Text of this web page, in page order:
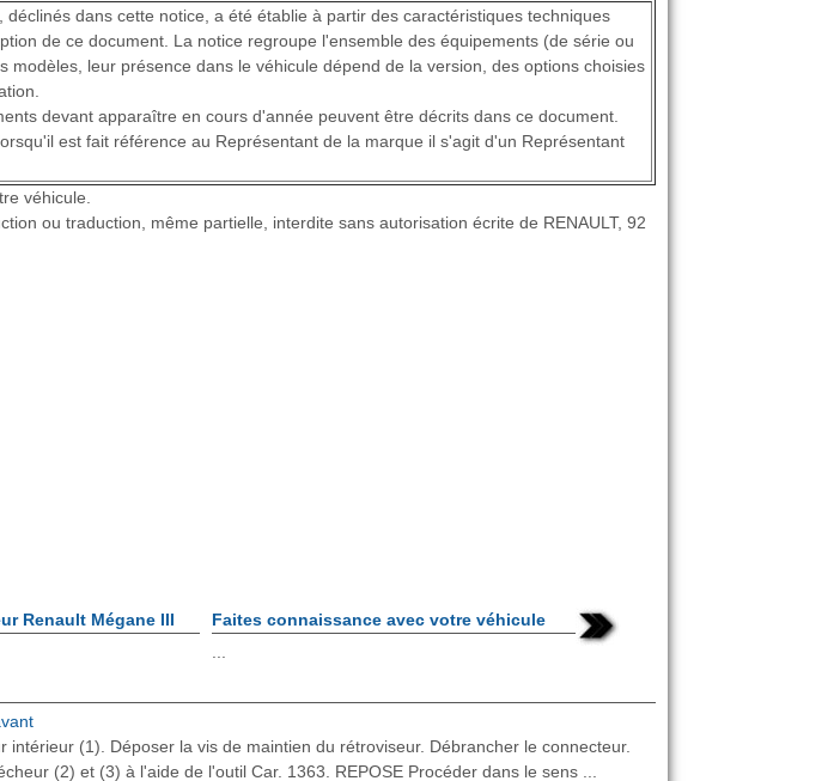
déclinés dans cette notice, a été établie à partir des caractéristiques techniques
de ce document. La notice regroupe l'ensemble des équipements (de série ou
modèles, leur présence dans le véhicule dépend de la version, des options choisies
devant apparaître en cours d'année peuvent être décrits dans ce document.
est fait référence au Représentant de la marque il s'agit d'un Représentant
véhicule.
ou traduction, même partielle, interdite sans autorisation écrite de RENAULT, 92
Renault Mégane III
Faites connaissance avec votre véhicule
intérieur (1). Déposer la vis de maintien du rétroviseur. Débrancher le connecteur.
(2) et (3) à l'aide de l'outil Car. 1363. REPOSE Procéder dans le sens ...